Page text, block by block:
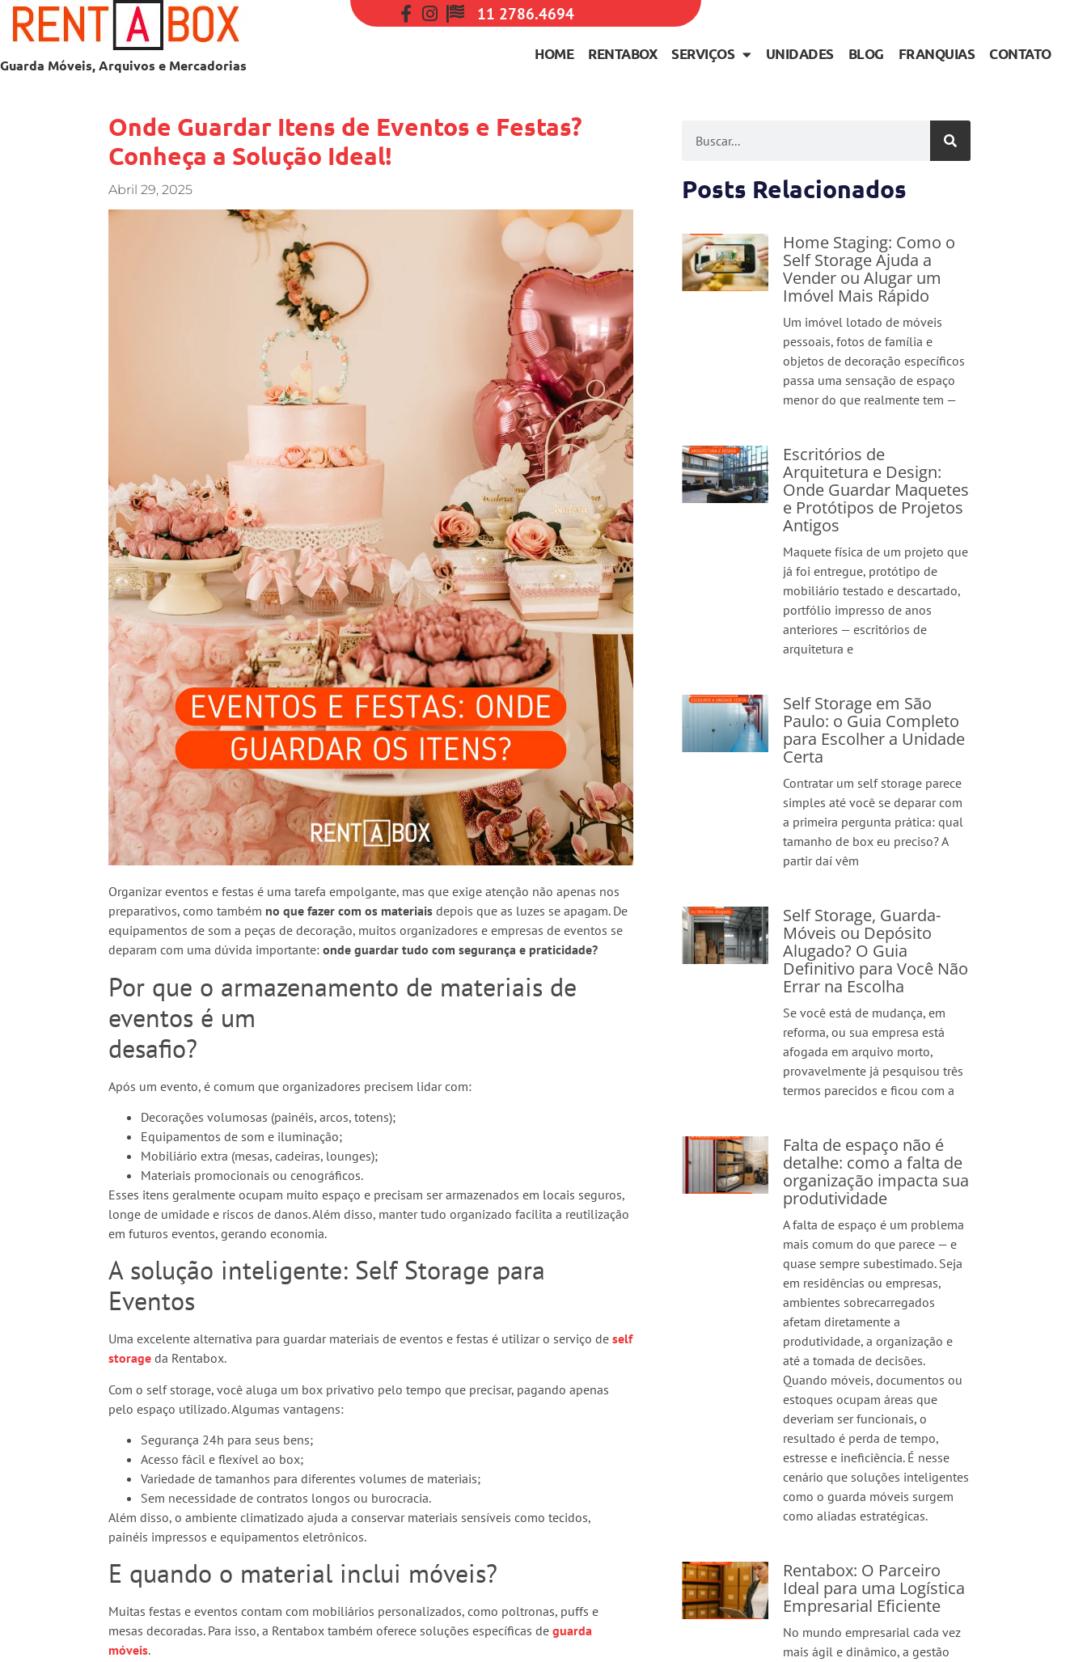
11 2786.4694
Guarda Móveis, Arquivos e Mercadorias
HOME RENTABOX SERVIÇOS UNIDADES BLOG FRANQUIAS CONTATO
Onde Guardar Itens de Eventos e Festas?
Conheça a Solução Ideal!
Abril 29, 2025
Organizar eventos e festas é uma tarefa empolgante, mas que exige atenção não apenas nos
preparativos, como também no que fazer com os materiais depois que as luzes se apagam. De
equipamentos de som a peças de decoração, muitos organizadores e empresas de eventos se
deparam com uma dúvida importante:onde guardar tudo com segurança e praticidade?
Por que o armazenamento de materiais de
eventos é um
desafio?
Após um evento, é comum que organizadores precisem lidar com:
Decorações volumosas (painéis, arcos, totens);
Equipamentos de som e iluminação;
Mobiliário extra (mesas, cadeiras, lounges);
Materiais promocionais ou cenográficos.
Esses itens geralmente ocupam muito espaço e precisam ser armazenados em locais seguros,
longe de umidade e riscos de danos. Além disso, manter tudo organizado facilita a reutilização
em futuros eventos, gerando economia.
A solução inteligente: Self Storage para
Eventos
Uma excelente alternativa para guardar materiais de eventos e festas é utilizar o serviço deself
storage da Rentabox.
Com o self storage, você aluga um box privativo pelo tempo que precisar, pagando apenas
pelo espaço utilizado. Algumas vantagens:
Segurança 24h para seus bens;
Acesso fácil e flexível ao box;
Variedade de tamanhos para diferentes volumes de materiais;
Sem necessidade de contratos longos ou burocracia.
Além disso, o ambiente climatizado ajuda a conservar materiais sensíveis como tecidos,
painéis impressos e equipamentos eletrônicos.
E quando o material inclui móveis?
Muitas festas e eventos contam com mobiliários personalizados, como poltronas, puffs e
mesas decoradas. Para isso, a Rentabox também oferece soluções específicas deguarda
móveis.
Posts Relacionados
Home Staging: Como o
Self Storage Ajuda a
Vender ou Alugar um
Imóvel Mais Rápido
Um imóvel lotado de móveis
pessoais, fotos de família e
objetos de decoração específicos
passa uma sensação de espaço
menor do que realmente tem —
Escritórios de
Arquitetura e Design:
Onde Guardar Maquetes
e Protótipos de Projetos
Antigos
Maquete física de um projeto que
já foi entregue, protótipo de
mobiliário testado e descartado,
portfólio impresso de anos
anteriores — escritórios de
arquitetura e
Self Storage em São
Paulo: o Guia Completo
para Escolher a Unidade
Certa
Contratar um self storage parece
simples até você se deparar com
a primeira pergunta prática: qual
tamanho de box eu preciso? A
partir daí vêm
Self Storage, Guarda-
Móveis ou Depósito
Alugado? O Guia
Definitivo para Você Não
Errar na Escolha
Se você está de mudança, em
reforma, ou sua empresa está
afogada em arquivo morto,
provavelmente já pesquisou três
termos parecidos e ficou com a
Falta de espaço não é
detalhe: como a falta de
organização impacta sua
produtividade
A falta de espaço é um problema
mais comum do que parece — e
quase sempre subestimado. Seja
em residências ou empresas,
ambientes sobrecarregados
afetam diretamente a
produtividade, a organização e
até a tomada de decisões.
Quando móveis, documentos ou
estoques ocupam áreas que
deveriam ser funcionais, o
resultado é perda de tempo,
estresse e ineficiência. É nesse
cenário que soluções inteligentes
como o guarda móveis surgem
como aliadas estratégicas.
Rentabox: O Parceiro
Ideal para uma Logística
Empresarial Eficiente
No mundo empresarial cada vez
mais ágil e dinâmico, a gestão